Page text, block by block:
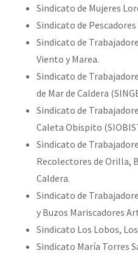
Sindicato de Mujeres
Sindicato de
Sindicato de
Viento y Marea.
Sindicato de
de Mar de Caldera
Sindicato de
Caleta Obispito
Sindicato de
Recolectores de Orilla,
Caldera.
Sindicato de
y Buzos Mariscadores
Sindicato Los Lobos,
Sindicato María Torres